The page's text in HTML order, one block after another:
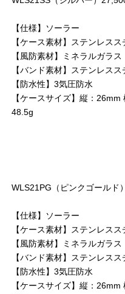
【仕様】ソーラー
【ケース素材】ステンレスス
【風防素材】ミネラルガラス
【バンド素材】ステンレス
【防水性】3気圧防水
【ケースサイズ】縦：
48.5g
WLS21PG（ピンクゴールド
【仕様】ソーラー
【ケース素材】ステンレス
【風防素材】ミネラルガラス
【バンド素材】ステンレス
【防水性】3気圧防水
【ケースサイズ】縦：